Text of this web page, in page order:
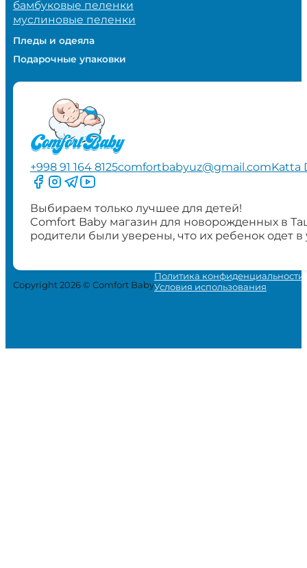
бамбуковые пеленки
муслиновые пеленки
Пледы и одеяла
Подарочные упаковки
+998 91 164 8125comfortbabyuz@gmail.comKatta
Следите за нами на Facebook
Следите за нами в Instagram
Следите за нами в Telegram
Следите за нами в YouTube
Выбираем только лучшее для детей!
Comfort Baby магазин для новорожденных в
родители были уверены, что их ребенок одет
Copyright 2026 © Comfort Baby
Политика конфиденциальности
Условия использования